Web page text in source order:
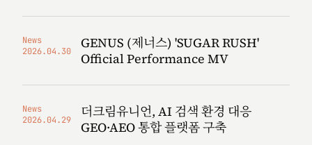
News
2026.04.30
GENUS (제너스) 'SUGAR RUSH'
Official Performance MV
News
2026.04.29
더크림유니언, AI 검색 환경 대응
GEO·AEO 통합 플랫폼 구축